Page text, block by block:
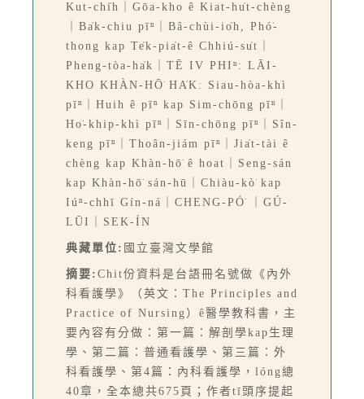
Kut-chi̍h｜Gōa-kho ê Kiat-hu̍t-chèng
｜Ba̍k-chiu pīⁿ｜Bâ-chùi-io̍h, Phó͘-
thong kap Te̍k-pia̍t-ê Chhiú-su̍t｜
Pheng-tòa-ha̍k｜TĒ IV PHIⁿ: LĀI-
KHO KHÀN-HŌ͘ HA̍K: Siau-hòa-khì
pīⁿ｜Huih ê pīⁿ kap Sim-chōng pīⁿ｜
Ho͘-khip-khì pīⁿ｜Sīn-chōng pīⁿ｜Sîn-
keng pīⁿ｜Thoân-jiám pīⁿ｜Jia̍t-tài ê
chèng kap Khàn-hō͘ ê hoat｜Seng-sán
kap Khàn-hō͘ sán-hū｜Chiàu-kò͘ kap
Iúⁿ-chhī Gín-ná｜CHENG-PÓ͘ ｜GÚ-
LŪI｜SEK-ÍN
典藏單位: 國立臺灣文學館
摘要: Chit份資料是台語冊名號做《內外
科看護學》（英文：The Principles and
Practice of Nursing）ê醫學教科書，主
要內容有分做：第一篇：解剖學kap生理
學、第二篇：普通看護學、第三篇：外
科看護學、第4篇：內科看護學，lóng總
40章，全本總共675頁；作者tī頭序提起